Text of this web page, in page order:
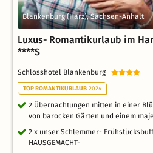
Blankenburg (Harz), Sachsen-Anhalt
Luxus- Romantikurlaub im
****S
Schlosshotel Blankenburg
TOP ROMANTIKURLAUB 2024
2 Übernachtungen mitten in einer
von barocken Gärten und einem
2 x unser Schlemmer-
HAUSGEMACHT-